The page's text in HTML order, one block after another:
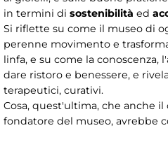
in termini di sostenibilità ed
Si riflette su come il museo di
perenne movimento e
linfa, e su come la conoscenza,
dare ristoro e benessere, e
terapeutici, curativi.
Cosa, quest'ultima, che anche
fondatore del museo, avrebbe